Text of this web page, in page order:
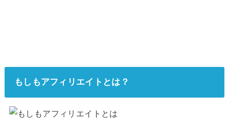
もしもアフィリエイトとは？